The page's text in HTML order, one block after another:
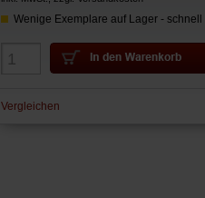
Wenige Exemplare auf Lager - schnell
Vergleichen